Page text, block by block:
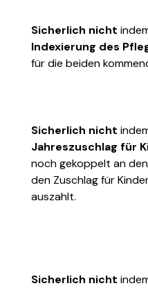
Sicherlich nicht
Indexierung des
für die beiden
Sicherlich nicht
Jahreszuschlag für
noch gekoppelt an
den Zuschlag für
auszahlt.
Sicherlich nicht